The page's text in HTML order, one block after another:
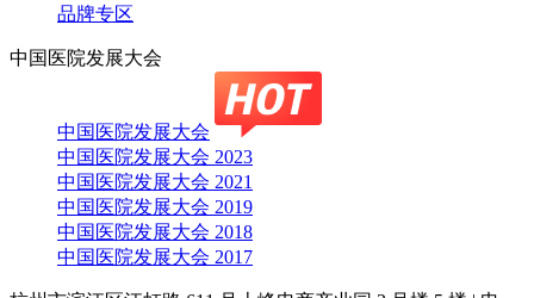
品牌专区
中国医院发展大会
中国医院发展大会
中国医院发展大会 2023
中国医院发展大会 2021
中国医院发展大会 2019
中国医院发展大会 2018
中国医院发展大会 2017